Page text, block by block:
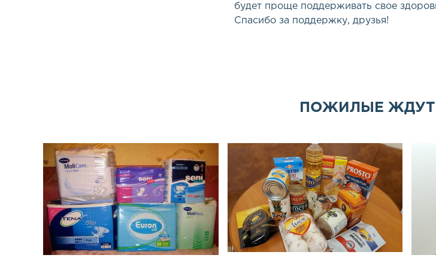
будет проще поддерживать свое
Спасибо за поддержку, друзья!
ПОЖИЛЫЕ